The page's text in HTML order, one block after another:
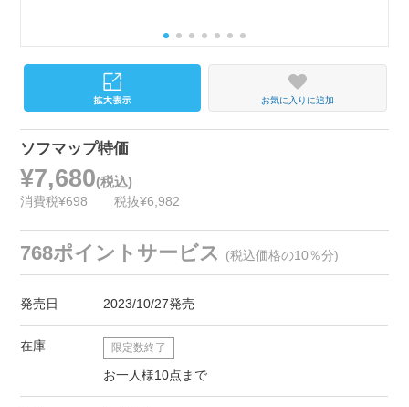
お気に入りに追加
ソフマップ特価
¥7,680(税込)
消費税¥698 税抜¥6,982
768ポイントサービス (税込価格の10％分)
発売日 2023/10/27発売
在庫 限定数終了
お一人様10点まで